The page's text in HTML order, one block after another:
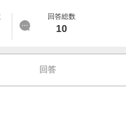
回答総数
10
回答